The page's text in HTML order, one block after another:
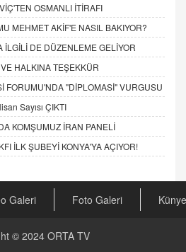
OSMANLI İTİRAFI
MEHMET AKİF'E NASIL BAKIYOR?
İLGİLİ DE DÜZENLEME GELİYOR
HALKINA TEŞEKKÜR
FORUMU'NDA "DİPLOMASİ" VURGUSU
Sayısı ÇIKTI
KOMŞUMUZ İRAN PANELİ
İLK ŞUBEYİ KONYA'YA AÇIYOR!
Galeri Foto Galeri Künye
© 2024 ORTA TV